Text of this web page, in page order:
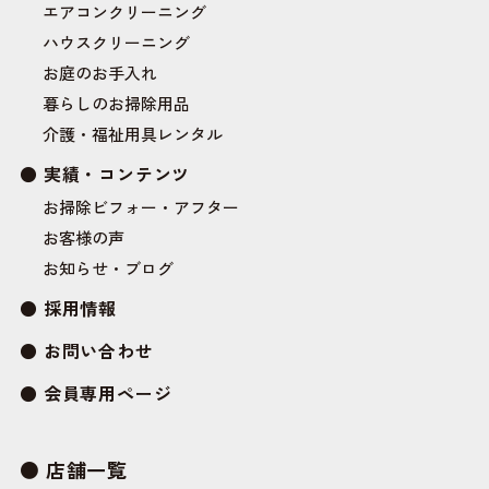
エアコンクリーニング
ハウスクリーニング
お庭のお手入れ
暮らしのお掃除用品
介護・福祉用具レンタル
実績・コンテンツ
お掃除ビフォー・アフター
お客様の声
お知らせ・ブログ
採用情報
お問い合わせ
会員専用ページ
店舗一覧